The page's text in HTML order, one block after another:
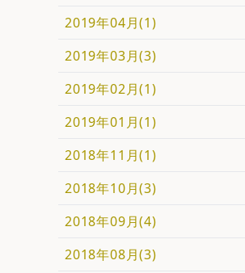
2019年04月(1)
2019年03月(3)
2019年02月(1)
2019年01月(1)
2018年11月(1)
2018年10月(3)
2018年09月(4)
2018年08月(3)